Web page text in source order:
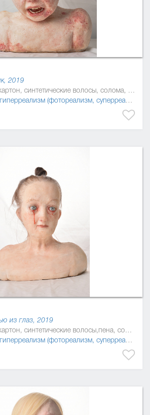
2019
35 x 18 x 11 см, картон, синтетические волосы, солома, силикон, смола
гиперреализм (фотореализм, суперреализм)
из глаз, 2019
40 x 20 x 16 см, картон, синтетические волосы,пена, солома, силикон, смола
гиперреализм (фотореализм, суперреализм)